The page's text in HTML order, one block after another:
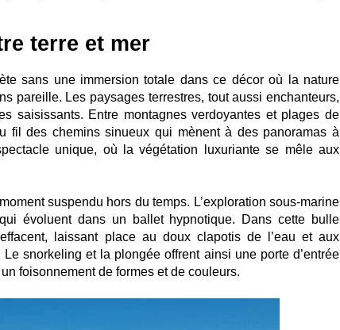
terre et mer
sans une immersion totale dans ce décor où la nature
pareille. Les paysages terrestres, tout aussi enchanteurs,
saisissants. Entre montagnes verdoyantes et plages de
fil des chemins sinueux qui mènent à des panoramas à
unique, où la végétation luxuriante se mêle aux
suspendu hors du temps. L’exploration sous-marine
évoluent dans un ballet hypnotique. Dans cette bulle
laissant place au doux clapotis de l’eau et aux
snorkeling et la plongée offrent ainsi une porte d’entrée
foisonnement de formes et de couleurs.